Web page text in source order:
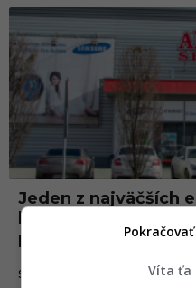
Jeden z najväčších
bojuje o prežitie.
peniaze štátnym
SLOVENSKO Víta ťa